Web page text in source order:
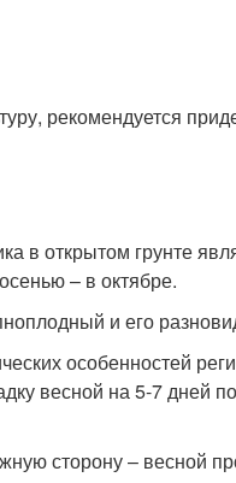
рекомендуется
открытом грунте
– в октябре.
особенностей
весной на 5-7 дней
сторону – весной